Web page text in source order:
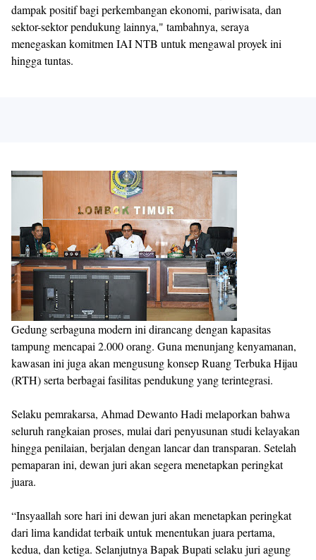
dampak positif bagi perkembangan ekonomi, pariwisata, dan
sektor-sektor pendukung lainnya," tambahnya, seraya
menegaskan komitmen IAI NTB untuk mengawal proyek ini
hingga tuntas.
Gedung serbaguna modern ini dirancang dengan kapasitas
tampung mencapai 2.000 orang. Guna menunjang kenyamanan,
kawasan ini juga akan mengusung konsep Ruang Terbuka Hijau
(RTH) serta berbagai fasilitas pendukung yang terintegrasi.
Selaku pemrakarsa, Ahmad Dewanto Hadi melaporkan bahwa
seluruh rangkaian proses, mulai dari penyusunan studi kelayakan
hingga penilaian, berjalan dengan lancar dan transparan. Setelah
pemaparan ini, dewan juri akan segera menetapkan peringkat
juara.
“Insyaallah sore hari ini dewan juri akan menetapkan peringkat
dari lima kandidat terbaik untuk menentukan juara pertama,
kedua, dan ketiga. Selanjutnya Bapak Bupati selaku juri agung